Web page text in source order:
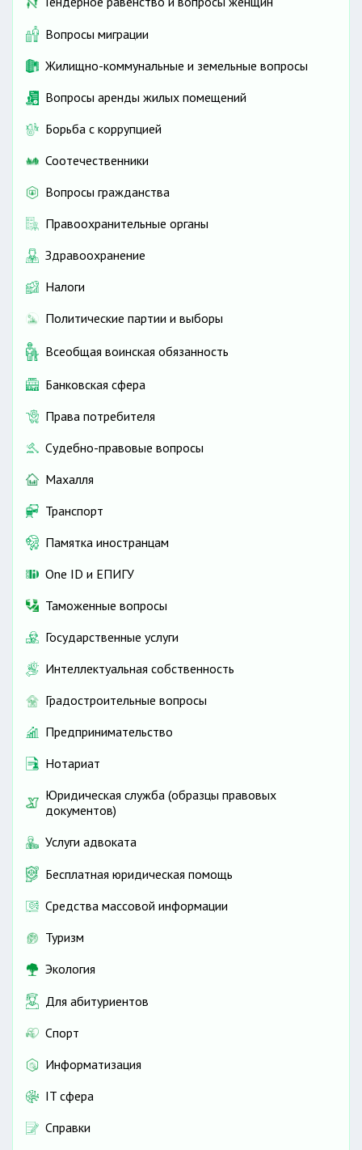
Вопросы миграции
Жилищно-коммунальные и земельные вопросы
Вопросы аренды жилых помещений
Борьба с коррупцией
Соотечественники
Вопросы гражданства
Правоохранительные органы
Здравоохранение
Налоги
Политические партии и выборы
Всеобщая воинская обязанность
Банковская сфера
Права потребителя
Судебно-правовые вопросы
Махалля
Транспорт
Памятка иностранцам
One ID и ЕПИГУ
Таможенные вопросы
Государственные услуги
Интеллектуальная собственность
Градостроительные вопросы
Предпринимательство
Нотариат
Юридическая служба (образцы правовых
документов)
Услуги адвоката
Бесплатная юридическая помощь
Средства массовой информации
Туризм
Экология
Для абитуриентов
Спорт
Информатизация
IT сфера
Справки